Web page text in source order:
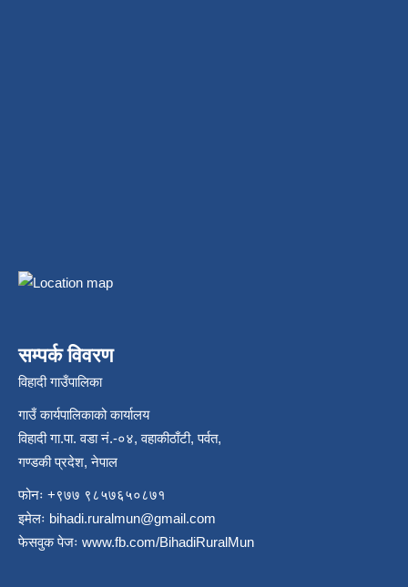
सम्पर्क विवरण
विहादी गाउँपालिका
गाउँ कार्यपालिकाको कार्यालय
विहादी गा.पा. वडा नं.-०४, वहाकीठाँटी, पर्वत,
गण्डकी प्रदेश, नेपाल
फोनः +९७७ ९८५७६५०८७१
इमेलः bihadi.ruralmun@gmail.com
फेसवुक पेजः www.fb.com/BihadiRuralMun